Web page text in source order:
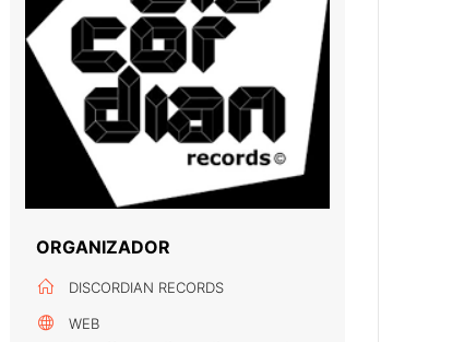
ORGANIZADOR
DISCORDIAN RECORDS
WEB